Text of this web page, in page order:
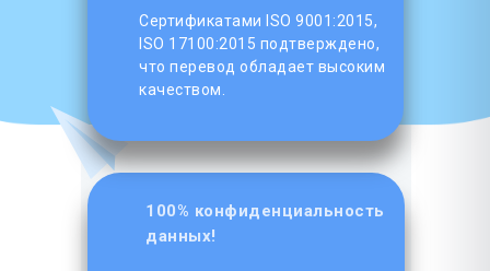
100% конфиденциальность
данных!
Сертификатами ISO 9001:2015,
ISO 17100:2015 подтверждено,
что перевод обладает высоким
качеством.